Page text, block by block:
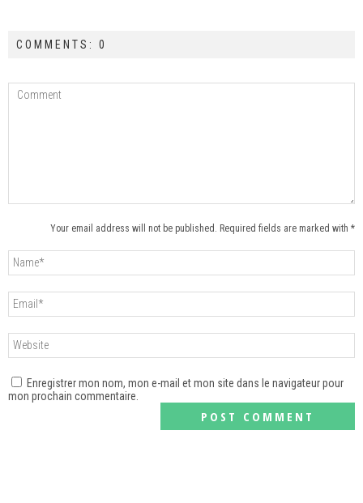
COMMENTS: 0
Your email address will not be published. Required fields are marked with *
Enregistrer mon nom, mon e-mail et mon site dans le navigateur pour
mon prochain commentaire.